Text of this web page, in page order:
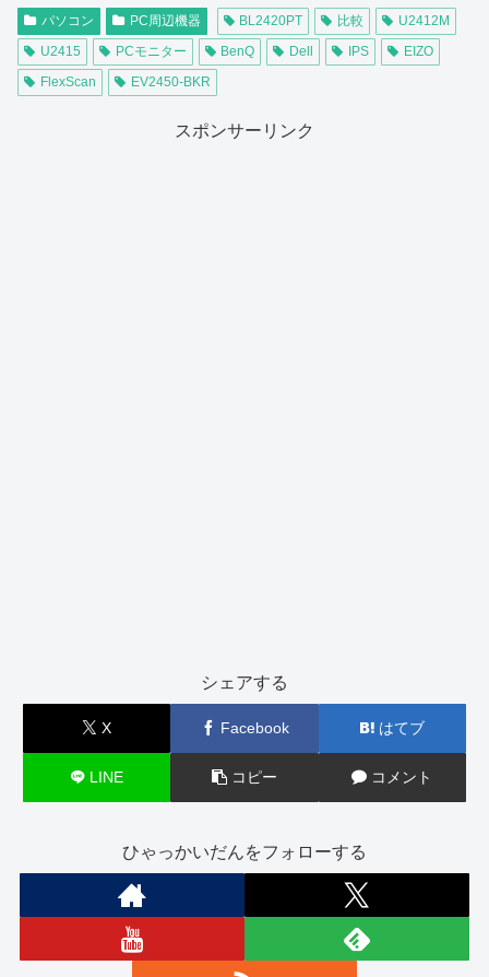
パソコン PC周辺機器 BL2420PT 比較
U2412M
U2415
PCモニター BenQ Dell IPS
EIZO
FlexScan
EV2450-BKR
スポンサーリンク
シェアする
X Facebook はてブ
LINE コピー コメント
ひゃっかいだんをフォローする